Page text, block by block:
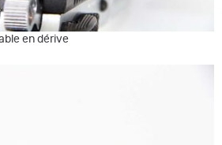
en dérive